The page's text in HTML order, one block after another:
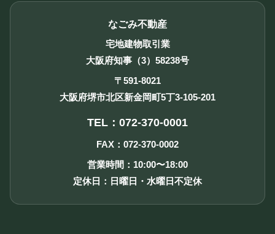
なごみ不動産
宅地建物取引業
大阪府知事（3）58238号
〒591-8021
大阪府堺市北区新金岡町5丁3-105-201
TEL：072-370-0001
FAX：072-370-0002
営業時間：10:00〜18:00
定休日：日曜日・水曜日不定休